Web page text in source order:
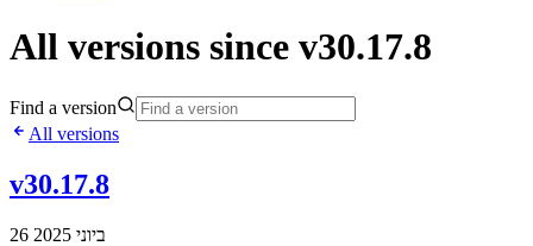
All versions since v30.17.8
Find a version
All versions
v30.17.8
26 ביוני 2025